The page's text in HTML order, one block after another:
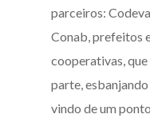
parceiros:
Conab, prefeitos
cooperativas,
parte,
vindo de um